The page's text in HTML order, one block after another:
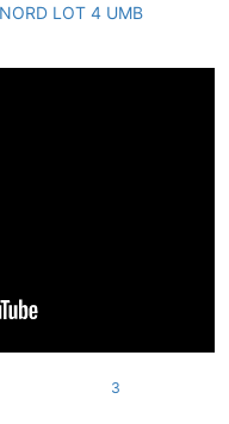
LOT 4 UMB
3